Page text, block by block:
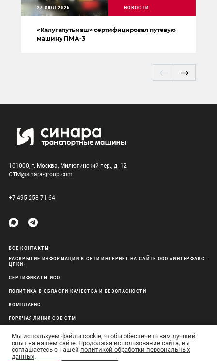
«Калугапутьмаш» сертифицировал путевую
машину ПМА-3
27 ИЮЛ 2026 НОВОСТИ
101000, г. Москва, Милютинский пер., д. 12
CTM@sinara-group.com
+7 495 258 71 64
ВСЕ КОНТАКТЫ
РАСКРЫТИЕ ИНФОРМАЦИИ В СЕТИ ИНТЕРНЕТ НА САЙТЕ ООО «ИНТЕРФАКС-
ЦРКИ»
СЕРТИФИКАТЫ ИСО
ПОЛИТИКА В ОБЛАСТИ КАЧЕСТВА И БЕЗОПАСНОСТИ
КОМПЛАЕНС
ГОРЯЧАЯ ЛИНИЯ СЭБ СТМ
АО «Синара-Транспортные Машины» © 2011–26 Все права защищены
Мы используем файлы cookie, чтобы обеспечить вам лучший
опыт на нашем сайте. Продолжая использование сайта, вы
соглашаетесь с нашей политикой обработки персональных
данных.